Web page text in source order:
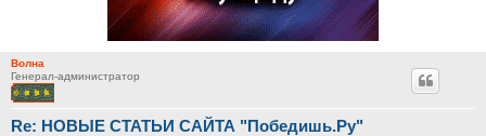
Волна
Генерал-администратор
Re: НОВЫЕ СТАТЬИ САЙТА "Победишь.Ру"